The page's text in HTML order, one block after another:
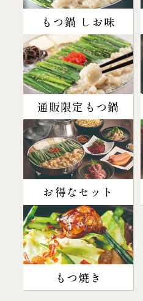
もつ鍋 しお味
通販限定もつ鍋
お得なセット
もつ焼き